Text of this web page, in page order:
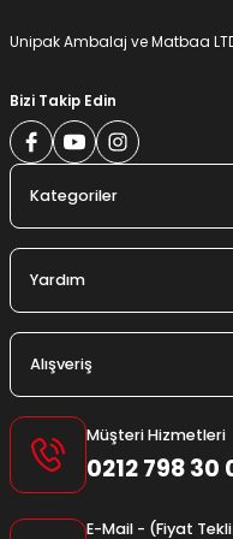
Unipak Ambalaj ve Matbaa
Bizi Takip Edin
Kategoriler
Yardım
Alışveriş
Müşteri Hizmetleri
0212 798 30
E-Mail - (Fiyat